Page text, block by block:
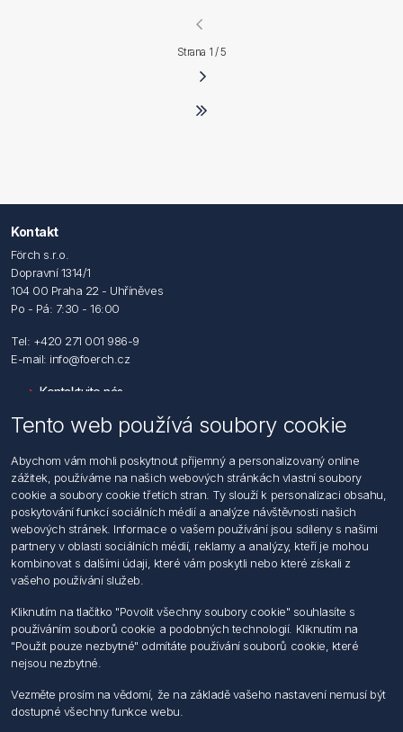
Strana 1 / 5
Kontakt
Förch s.r.o.
Dopravní 1314/1
104 00 Praha 22 - Uhříněves
Po - Pá: 7:30 - 16:00
Tel: +420 271 001 986-9
E-mail: info@foerch.cz
Kontaktujte nás
Hledat
Dodržování předpisů
Zásady zpracování osobních údajů fyzických osob
Podmínky zasílání elektronických dokumentu
Všeobecné dodací a obchodní podmínky
Informace o nakládaní s elektroodpadem
Můj účet
Můj účet
Objednávky
Adresy
Tento web používá soubory cookie
Abychom vám mohli poskytnout příjemný a personalizovaný online
zážitek, používáme na našich webových stránkách vlastní soubory
cookie a soubory cookie třetích stran. Ty slouží k personalizaci obsahu,
poskytování funkcí sociálních médií a analýze návštěvnosti našich
webových stránek. Informace o vašem používání jsou sdíleny s našimi
partnery v oblasti sociálních médií, reklamy a analýzy, kteří je mohou
kombinovat s dalšími údaji, které vám poskytli nebo které získali z
vašeho používání služeb.
Kliknutím na tlačítko "Povolit všechny soubory cookie" souhlasíte s
používáním souborů cookie a podobných technologií. Kliknutím na
"Použit pouze nezbytné" odmítáte používání souborů cookie, které
nejsou nezbytné.
Vezměte prosím na vědomí, že na základě vašeho nastavení nemusí být
dostupné všechny funkce webu.